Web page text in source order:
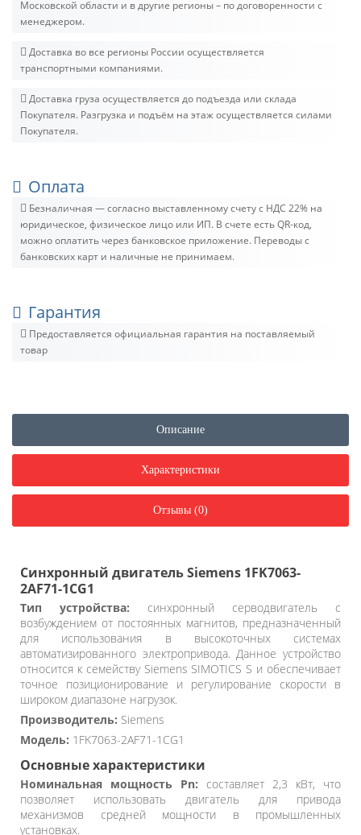
Московской области и в другие регионы – по договоренности с
менеджером.
Доставка во все регионы России осуществляется
транспортными компаниями.
Доставка груза осуществляется до подъезда или склада
Покупателя. Разгрузка и подъём на этаж осуществляется силами
Покупателя.
Оплата
Безналичная — согласно выставленному счету c НДС 22% на
юридическое, физическое лицо или ИП. В счете есть QR-код,
можно оплатить через банковское приложение. Переводы с
банковских карт и наличные не принимаем.
Гарантия
Предоставляется официальная гарантия на поставляемый
товар
Описание
Характеристики
Отзывы (0)
Синхронный двигатель Siemens 1FK7063-
2AF71-1CG1
Тип устройства: синхронный серводвигатель с
возбуждением от постоянных магнитов, предназначенный
для использования в высокоточных системах
автоматизированного электропривода. Данное устройство
относится к семейству Siemens SIMOTICS S и обеспечивает
точное позиционирование и регулирование скорости в
широком диапазоне нагрузок.
Производитель: Siemens
Модель: 1FK7063-2AF71-1CG1
Основные характеристики
Номинальная мощность Pn: составляет 2,3 кВт, что
позволяет использовать двигатель для привода
механизмов средней мощности в промышленных
установках.